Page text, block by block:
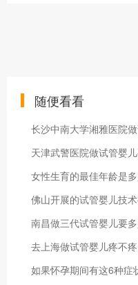
随便看看
长沙中南大学湘雅医院
天津武警医院做试管婴
女性生育的最佳年龄是
佛山开展的试管婴儿技
南昌做三代试管婴儿要
去上海做试管婴儿疼不
如果怀孕期间有这6种症